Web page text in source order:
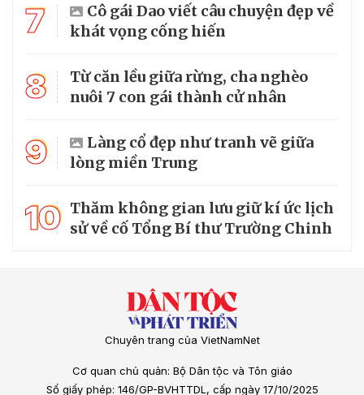
7
Cô gái Dao viết câu chuyện đẹp về
khát vọng cống hiến
8
Từ căn lều giữa rừng, cha nghèo
nuôi 7 con gái thành cử nhân
9
Làng cổ đẹp như tranh vẽ giữa
lòng miền Trung
10 Thăm không gian lưu giữ kí ức lịch
sử về cố Tổng Bí thư Trường Chinh
Chuyên trang của VietNamNet
Cơ quan chủ quản: Bộ Dân tộc và Tôn giáo
Số giấy phép: 146/GP-BVHTTDL, cấp ngày 17/10/2025